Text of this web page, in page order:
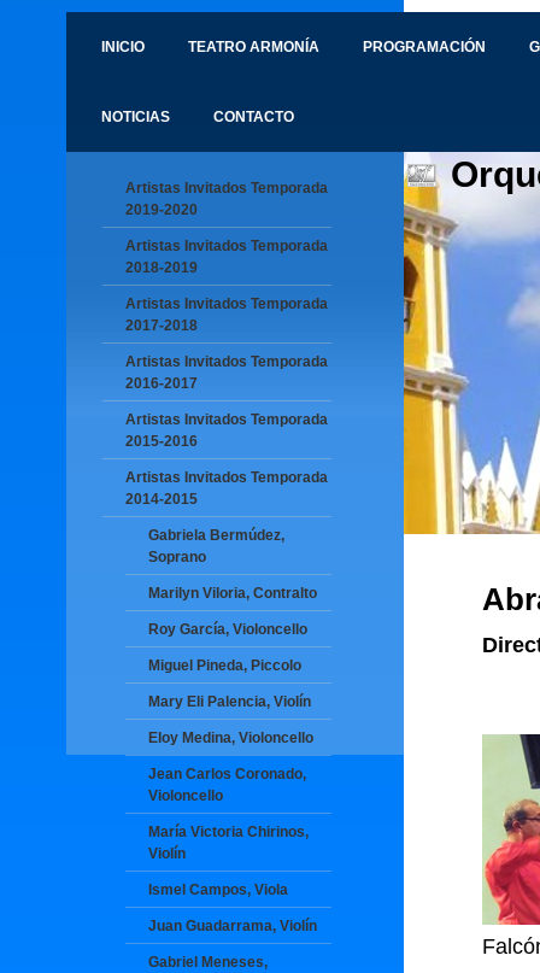
INICIO TEATRO ARMONÍA PROGRAMACIÓN
NOTICIAS CONTACTO
Artistas Invitados Temporada
2019-2020
Artistas Invitados Temporada
2018-2019
Artistas Invitados Temporada
2017-2018
Artistas Invitados Temporada
2016-2017
Artistas Invitados Temporada
2015-2016
Artistas Invitados Temporada
2014-2015
Gabriela Bermúdez,
Soprano
Marilyn Viloria, Contralto
Roy García, Violoncello
Miguel Pineda, Piccolo
Mary Eli Palencia, Violín
Eloy Medina, Violoncello
Jean Carlos Coronado,
Violoncello
María Victoria Chirinos,
Violín
Ismel Campos, Viola
Juan Guadarrama, Violín
Gabriel Meneses,